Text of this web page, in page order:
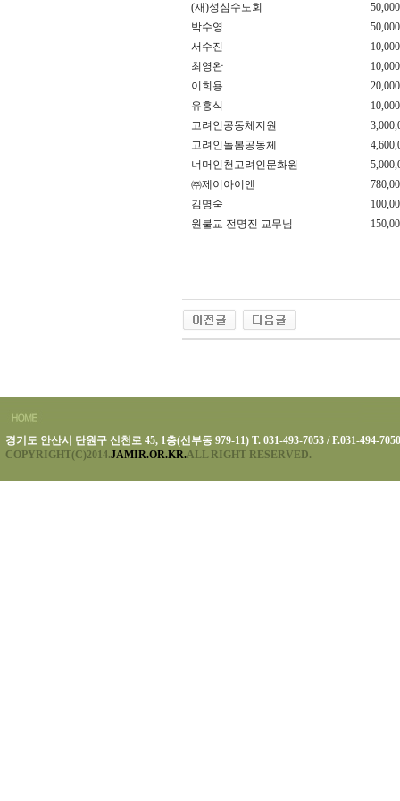
(재)성심수도회
50,000
박수영
50,000
서수진
10,000
최영완
10,000
이희용
20,000
유흥식
10,000
고려인공동체지원
고려인돌봄공동체
너머인천고려인문화원
㈜제이아이엔
김명숙
원불교 전명진 교무님
경기도 안산시 단원구 신천로 45, 1층(선부동 979-11) T. 031-493-7053 / F.031-494-7050
COPYRIGHT(C)2014.JAMIR.OR.KR.ALL RIGHT RESERVED.